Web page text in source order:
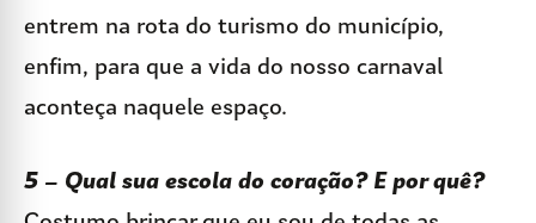
entrem na rota do turismo do município,
enfim, para que a vida do nosso carnaval
aconteça naquele espaço.
5 – Qual sua escola do coração? E por quê?